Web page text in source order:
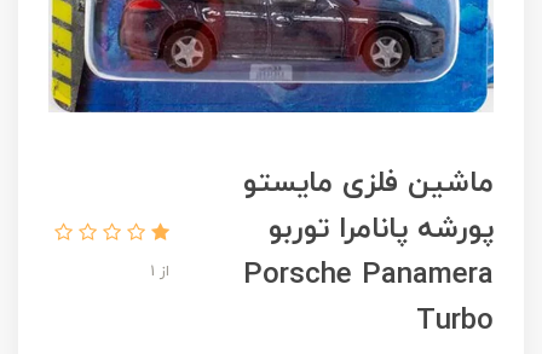
ماشین فلزی مایستو
پورشه پانامرا توربو
Porsche Panamera
Turbo
از 1